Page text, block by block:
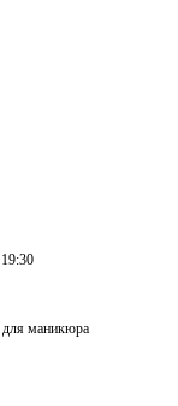
маникюра